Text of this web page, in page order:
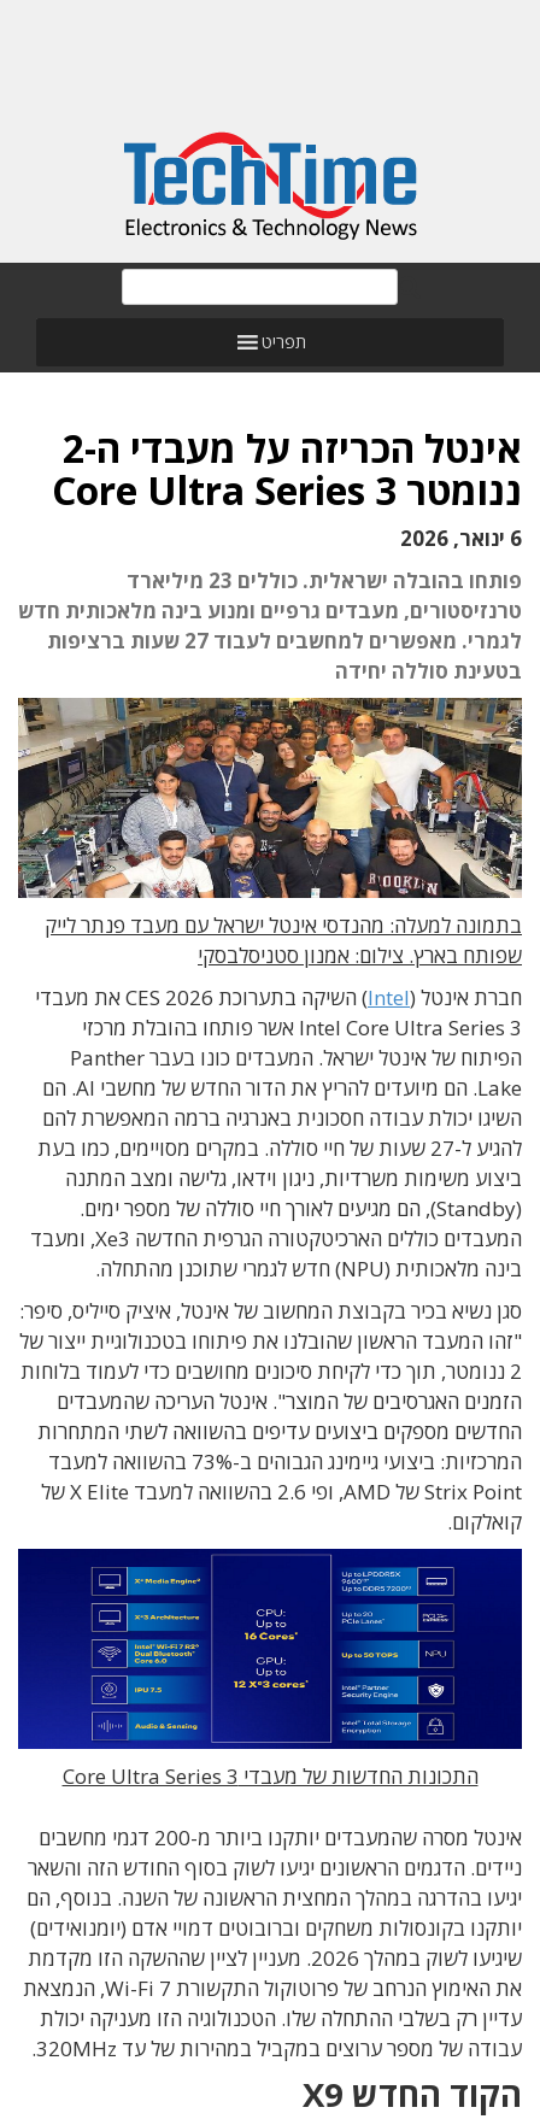
תפריט
אינטל הכריזה על מעבדי ה-2
ננומטר Core Ultra Series 3
6 ינואר, 2026
פותחו בהובלה ישראלית. כוללים 23 מיליארד
טרנזיסטורים, מעבדים גרפיים ומנוע בינה מלאכותית חדש
לגמרי. מאפשרים למחשבים לעבוד 27 שעות ברציפות
בטעינת סוללה יחידה
בתמונה למעלה: מהנדסי אינטל ישראל עם מעבד פנתר לייק
שפותח בארץ. צילום: אמנון סטניסלבסקי
חברת אינטל (Intel) השיקה בתערוכת CES 2026 את מעבדי
Intel Core Ultra Series 3 אשר פותחו בהובלת מרכזי
הפיתוח של אינטל ישראל. המעבדים כונו בעברPanther
Lake. הם
מיועדים להריץ את הדור החדש של מחשבי AI. הם
השיגו יכולת עבודה חסכונית באנרגיה ברמה המאפשרת להם
להגיע ל-27 שעות של חיי סוללה. במקרים מסויימים, כמו בעת
ביצוע משימות משרדיות, ניגון וידאו, גלישה ומצב המתנה
(Standby), הם מגיעים לאורך חיי סוללה של מספר ימים.
המעבדים כוללים הארכיטקטורה הגרפית החדשה Xe3, ומעבד
בינה מלאכותית (NPU) חדש לגמרי שתוכנן מהתחלה.
סגן נשיא בכיר בקבוצת המחשוב של אינטל, איציק סייליס, סיפר:
"זהו המעבד הראשון שהובלנו את פיתוחו בטכנולוגיית ייצור של
2 ננומטר, תוך כדי לקיחת סיכונים מחושבים כדי לעמוד בלוחות
הזמנים האגרסיבים של המוצר". אינטל העריכה שהמעבדים
החדשים מספקים ביצועים עדיפים בהשוואה לשתי המתחרות
המרכזיות: ביצועי גיימינג הגבוהים ב-73%
בהשוואה למעבד
Strix Pointשל AMD, ופי 2.6 בהשוואה למעבד X Eliteשל
קואלקום.
התכונות החדשות של מעבדי Core Ultra Series 3
אינטל מסרה שהמעבדים יותקנו ביותר מ-200 דגמי מחשבים
ניידים. הדגמים הראשונים יגיעו לשוק בסוף החודש הזה והשאר
יגיעו בהדרגה במהלך המחצית הראשונה של השנה. בנוסף, הם
יותקנו בקונסולות משחקים וברובוטים דמויי אדם (יומנואידים)
שיגיעו לשוק במהלך 2026. מעניין לציין שההשקה הזו מקדמת
את
האימוץ הנרחב של פרוטוקול התקשורת Wi-Fi 7, הנמצאת
עדיין רק בשלבי ההתחלה שלו. הטכנולוגיה הזו מעניקה יכולת
עבודה של מספר ערוצים במקביל במהירות של עד 320MHz.
הקוד החדש X9